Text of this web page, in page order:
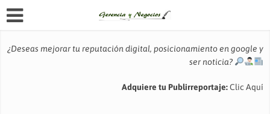
¿Deseas mejorar tu reputación digital, posicionamiento en google y
ser noticia?
Adquiere tu Publirreportaje:Clic Aquí